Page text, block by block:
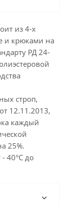
из 4-х
и крюками на
РД 24-
строп,
12.11.2013,
каждый
25%.
40°С до